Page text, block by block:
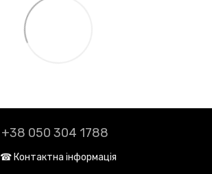
+38 050 304 1788
☎︎ Контактна інформація